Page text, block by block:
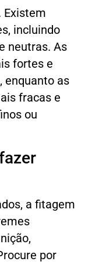
Existem
incluindo
neutras. As
fortes e
enquanto as
fracas e
ou
a fitagem
por